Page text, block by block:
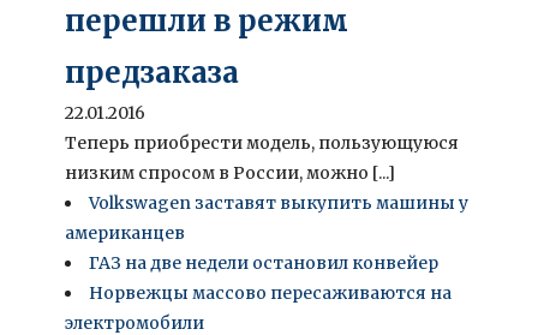
перешли в режим
предзаказа
22.01.2016
Теперь приобрести модель, пользующуюся
низким спросом в России, можно [...]
Volkswagen заставят выкупить машины у
американцев
ГАЗ на две недели остановил конвейер
Норвежцы массово пересаживаются на
электромобили